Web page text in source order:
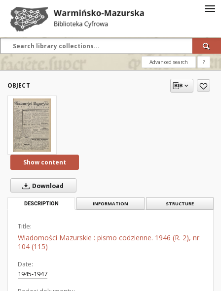
Advanced search ?
OBJECT
Show content
Download
DESCRIPTION INFORMATION STRUCTURE
Title:
Wiadomości Mazurskie : pismo codzienne. 1946 (R. 2), nr
104 (115)
Date:
1945-1947